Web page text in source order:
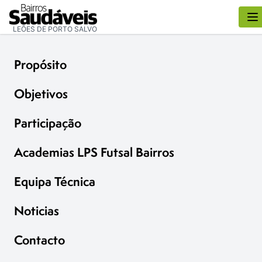
LEÕES DE PORTO SALVO
Propósito
Objetivos
Participação
Academias LPS Futsal Bairros
Equipa Técnica
Noticias
Contacto